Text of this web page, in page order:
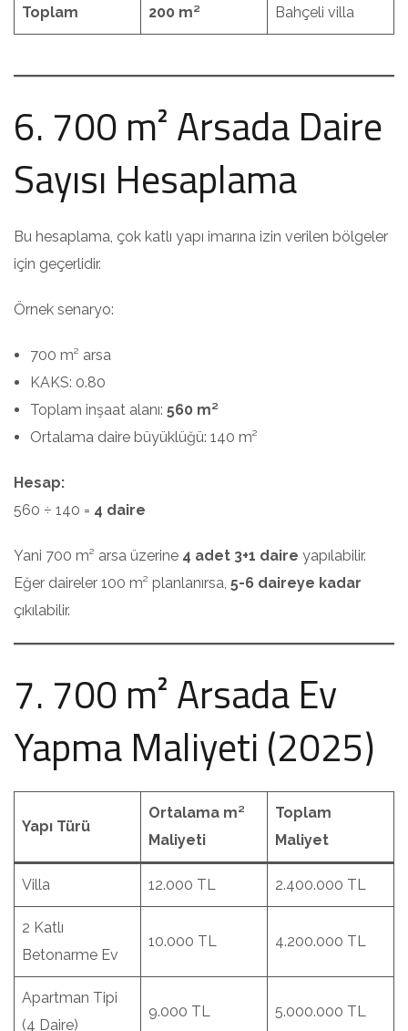
Toplam 200 m² Bahçeli villa
6. 700 m² Arsada Daire
Sayısı Hesaplama
Bu hesaplama, çok katlı yapı imarına izin verilen bölgeler
için geçerlidir.
Örnek senaryo:
700 m² arsa
KAKS: 0.80
Toplam inşaat alanı: 560 m²
Ortalama daire büyüklüğü: 140 m²
Hesap:
560 ÷ 140 = 4 daire
Yani 700 m² arsa üzerine 4 adet 3+1 daire yapılabilir.
Eğer daireler 100 m² planlanırsa, 5-6 daireye kadar
çıkılabilir.
7. 700 m² Arsada Ev
Yapma Maliyeti (2025)
Yapı Türü
Ortalama m²
Maliyeti
Toplam
Maliyet
Villa 12.000 TL 2.400.000 TL
2 Katlı
Betonarme Ev
10.000 TL 4.200.000 TL
Apartman Tipi
(4 Daire)
9.000 TL 5.000.000 TL